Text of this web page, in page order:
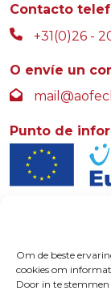
Om de beste
cookies om
Door in te
Contacto
+31(0)26 -
O envíe un
Punto de
6891 DG